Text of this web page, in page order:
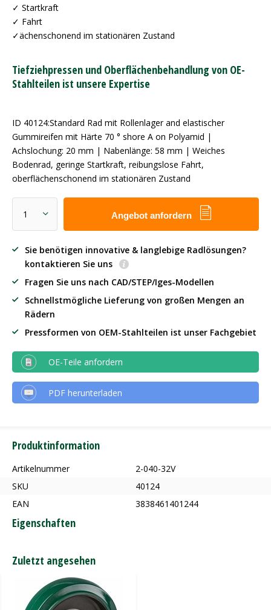
✓ Startkraft
✓ Fahrt
✓ächenschonend im stationären Zustand
Tiefziehpressen und Oberflächenbehandlung von OE-
Stahlteilen ist unsere Expertise
ID 40124:Standard Rad mit Rollenlager and elastischer
Gummireifen mit Härte 70 ° shore A on Polyamid |
Achslochung: 20 mm | Nabenlänge: 58 mm | Weiches
Bodenrad, geringe Startkraft, reibungslose Fahrt,
oberflächenschonend im stationären Zustand
Angebot anfordern
Sie benötigen innovative & langlebige Radlösungen?
kontaktieren Sie uns
Fragen Sie uns nach CAD/STEP/Iges-Modellen
Schnellstmögliche Lieferung von großen Mengen an
Rädern
Pressformen von OEM-Stahlteilen ist unser Fachgebiet
OE-Teile anfordern
PDF herunterladen
Produktinformation
Artikelnummer
2-040-32V
SKU
40124
EAN
3838461401244
Eigenschaften
Zuletzt angesehen